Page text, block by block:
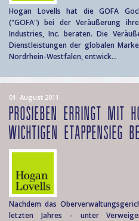
Hogan Lovells hat die GOFA
("GOFA") bei der Veräußerung
Industries, Inc. beraten. Die
Dienstleistungen der globalen
Nordrhein-Westfalen, entwick...
01. August 2011
PROSIEBEN ERRINGT MIT
WICHTIGEN ETAPPENSIEG
Nachdem das
letzten Jahres - unter